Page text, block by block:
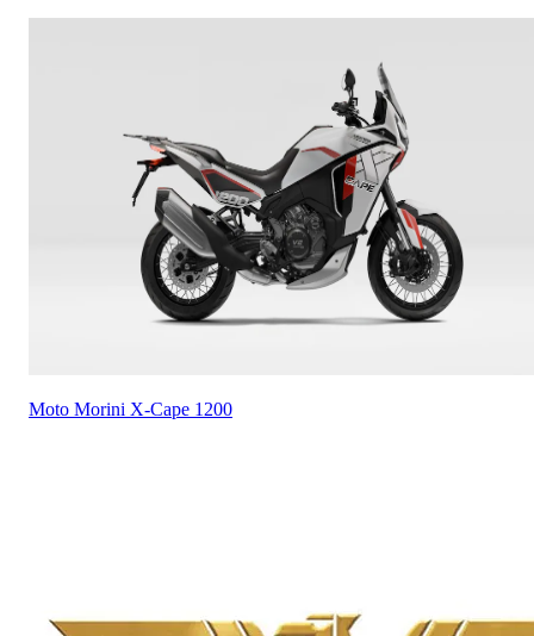
Moto Morini X-Cape 1200